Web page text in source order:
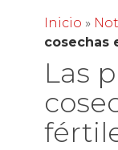
Inicio »
cosechas
Las